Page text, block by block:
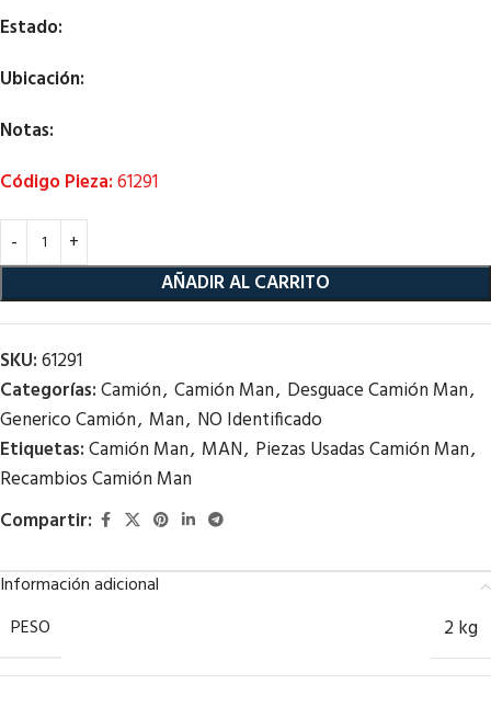
Estado:
Ubicación:
Notas:
Código Pieza:61291
AÑADIR AL CARRITO
SKU:61291
Categorías:Camión, Camión Man, Desguace Camión Man,
Generico Camión, Man, NO Identificado
Etiquetas:Camión Man, MAN, Piezas Usadas Camión Man,
Recambios Camión Man
Compartir:
Información adicional
PESO
2 kg